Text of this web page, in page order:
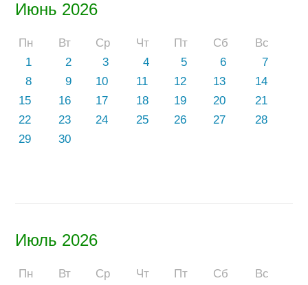
Июнь 2026
Пн Вт Ср Чт Пт Сб
Вс
1
2 3 4 5 6
7
8
9 10 11 12 13
14
15
16 17 18 19 20
21
22
23 24 25 26 27
28
29
30
Июль 2026
Пн Вт Ср Чт Пт Сб
Вс